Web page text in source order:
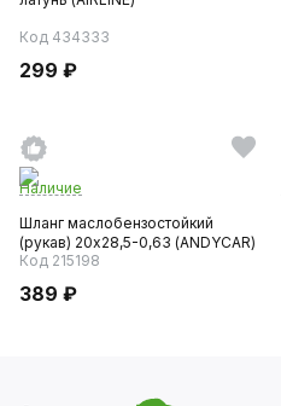
Код 434333
299 ₽
Наличие
Шланг маслобензостойкий
(рукав) 20х28,5-0,63 (ANDYCAR)
Код 215198
389 ₽